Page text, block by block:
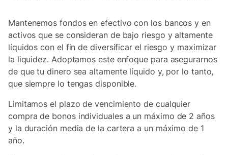
Mantenemos fondos en efectivo con los bancos y en
activos que se consideran de bajo riesgo y altamente
líquidos con el fin de diversificar el riesgo y maximizar
la liquidez. Adoptamos este enfoque para asegurarnos
de que tu dinero sea altamente líquido y, por lo tanto,
que siempre lo tengas disponible.
Limitamos el plazo de vencimiento de cualquier
compra de bonos individuales a un máximo de 2 años
y la duración media de la cartera a un máximo de 1
año.